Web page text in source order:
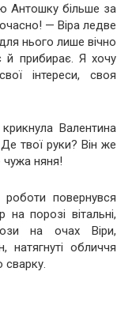
більше за
— Віра ледве
нього лише вічно
й прибирає. Я хочу
інтереси, своя
Валентина
твої руки? Він же
чужа няня!
повернувся
порозі вітальні,
на очах Віри,
натягнуті обличчя
сварку.